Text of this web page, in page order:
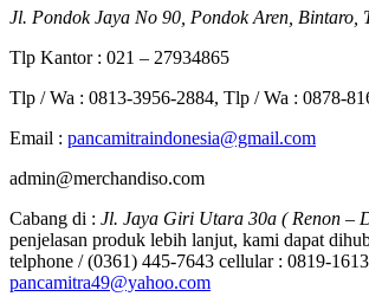
Jl. Pondok Jaya No 90, Pondok Aren, Bintaro,
Tlp Kantor : 021 – 27934865
Tlp / Wa : 0813-3956-2884, Tlp / Wa : 0878-
Email : pancamitraindonesia@gmail.com
admin@merchandiso.com
Cabang di : Jl. Jaya Giri Utara 30a ( Renon –
penjelasan produk lebih lanjut, kami dapat
telphone / (0361) 445-7643 cellular : 0819-
pancamitra49@yahoo.com